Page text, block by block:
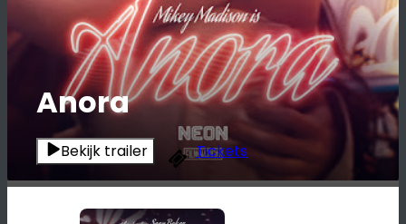
Anora
Bekijk trailer Tickets